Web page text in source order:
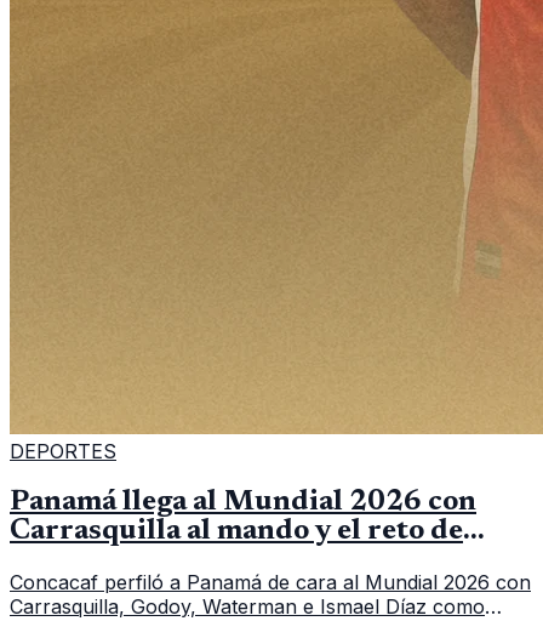
DEPORTES
Panamá llega al Mundial 2026 con
Carrasquilla al mando y el reto de
Concacaf perfiló a Panamá de cara al Mundial 2026 con
Carrasquilla, Godoy, Waterman e Ismael Díaz como